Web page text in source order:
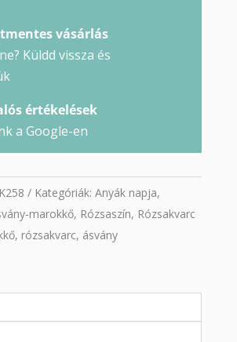
vásárlás
Küldd vissza és
értékelések
a Google-en
Kategóriák: Anyák napja,
marokkő, Rózsaszín, Rózsakvarc
, rózsakvarc, ásvány